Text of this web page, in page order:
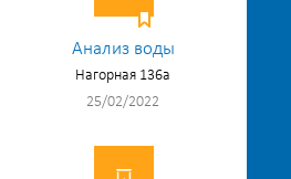
Анализ воды
Нагорная 136а
25/02/2022